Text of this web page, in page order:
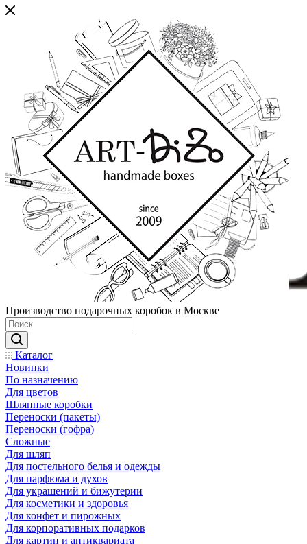
Производство подарочных коробок в Москве
Каталог
Новинки
По назначению
Для цветов
Шляпные коробки
Переноски (пакеты)
Переноски (гофра)
Сложные
Для шляп
Для постельного белья и одежды
Для парфюма и духов
Для украшений и бижутерии
Для косметики и здоровья
Для конфет и пирожных
Для корпоративных подарков
Для картин и антиквариата